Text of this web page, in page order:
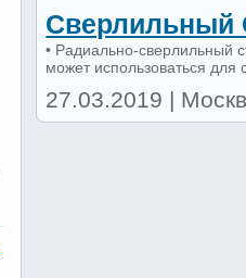
Сверлильный
• Радиально-сверлильный
может использоваться
27.03.2019 |